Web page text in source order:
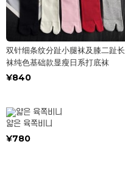
双针细条纹分趾小腿袜及膝二趾长
袜纯色基础款显瘦日系打底袜
¥840
얇은 육쪽비니
¥780